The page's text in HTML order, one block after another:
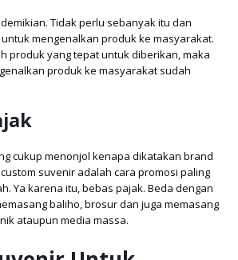
Tidak perlu sebanyak itu dan
mengenalkan produk ke masyarakat.
produk yang tepat untuk diberikan, maka
produk ke masyarakat sudah
cukup menonjol kenapa dikatakan brand
suvenir adalah cara promosi paling
Ya karena itu, bebas pajak. Beda dengan
baliho, brosur dan juga memasang
ataupun media massa.